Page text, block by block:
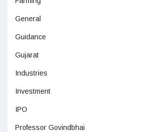
General
Guidance
Gujarat
Industries
Investment
IPO
Professor Govindbhai